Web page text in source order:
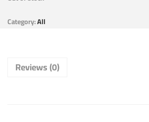
Category:All
Reviews (0)